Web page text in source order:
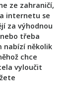
ze zahraničí,
internetu se
za výhodnou
třeba
nabízí několik
chce
vyloučit